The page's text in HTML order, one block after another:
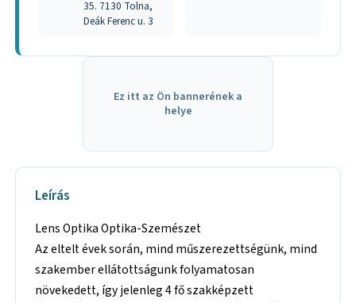
35. 7130 Tolna,
Deák Ferenc u. 3
Ez itt az Ön bannerének a
helye
Leírás
Lens Optika Optika-Szemészet
Az eltelt évek során, mind műszerezettségünk, mind
szakember ellátottságunk folyamatosan
növekedett, így jelenleg 4 fő szakképzett